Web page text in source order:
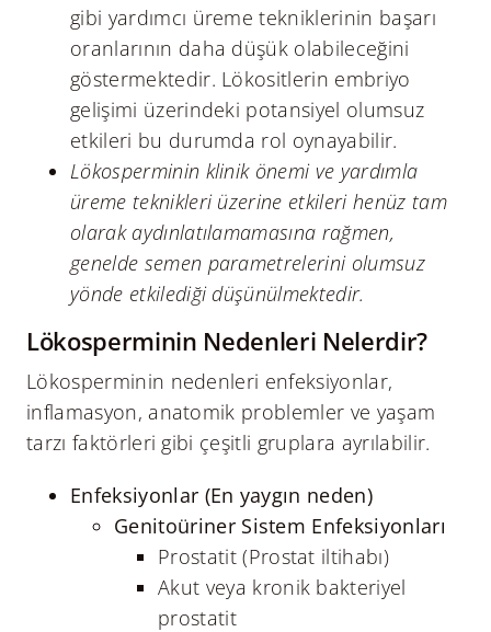
gibi yardımcı üreme tekniklerinin başarı
oranlarının daha düşük olabileceğini
göstermektedir. Lökositlerin embriyo
gelişimi üzerindeki potansiyel olumsuz
etkileri bu durumda rol oynayabilir.
Lökosperminin klinik önemi ve yardımla
üreme teknikleri üzerine etkileri henüz tam
olarak aydınlatılamamasına rağmen,
genelde semen parametrelerini olumsuz
yönde etkilediği düşünülmektedir.
Lökosperminin Nedenleri Nelerdir?
Lökosperminin nedenleri enfeksiyonlar,
inflamasyon, anatomik problemler ve yaşam
tarzı faktörleri gibi çeşitli gruplara ayrılabilir.
Enfeksiyonlar (En yaygın neden)
Genitoüriner Sistem Enfeksiyonları
Prostatit (Prostat iltihabı)
Akut veya kronik bakteriyel
prostatit